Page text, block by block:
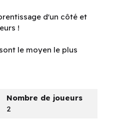
d'un côté et
!
le moyen le plus
Nombre de joueurs
2